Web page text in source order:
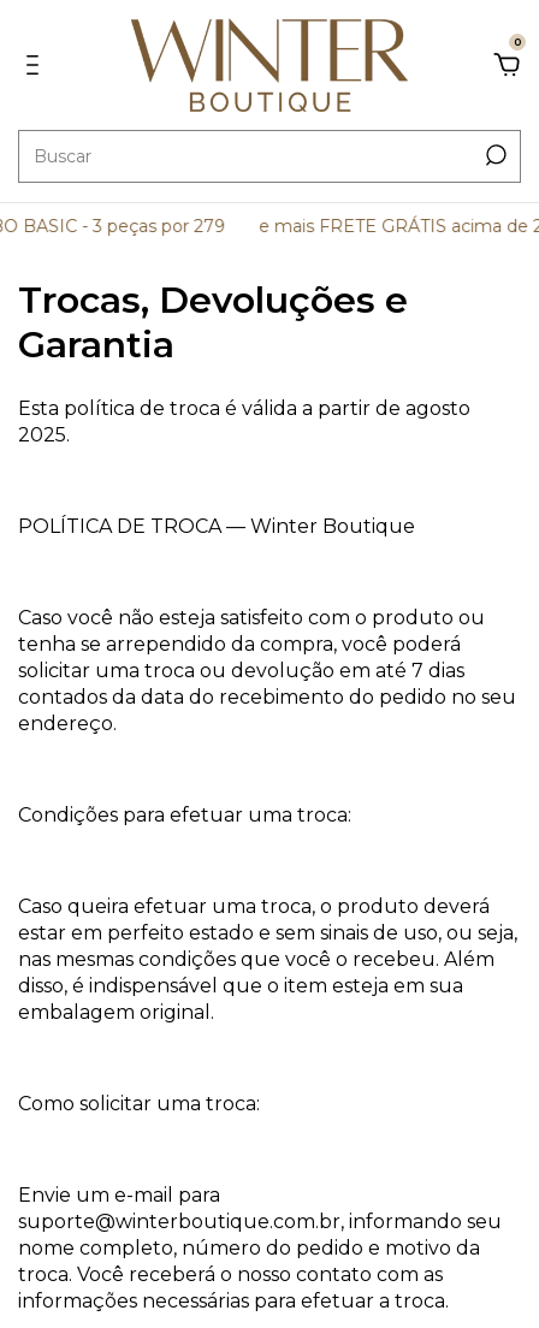
0
BASIC - 3 peças por 279 e mais FRETE GRÁTIS acima de
Trocas, Devoluções e
Garantia
Esta política de troca é válida a partir de agosto
2025.
POLÍTICA DE TROCA — Winter Boutique
Caso você não esteja satisfeito com o produto ou
tenha se arrependido da compra, você poderá
solicitar uma troca ou devolução em até 7 dias
contados da data do recebimento do pedido no seu
endereço.
Condições para efetuar uma troca:
Caso queira efetuar uma troca, o produto deverá
estar em perfeito estado e sem sinais de uso, ou seja,
nas mesmas condições que você o recebeu. Além
disso, é indispensável que o item esteja em sua
embalagem original.
Como solicitar uma troca:
Envie um e-mail para
suporte@winterboutique.com.br, informando seu
nome completo, número do pedido e motivo da
troca. Você receberá o nosso contato com as
informações necessárias para efetuar a troca.